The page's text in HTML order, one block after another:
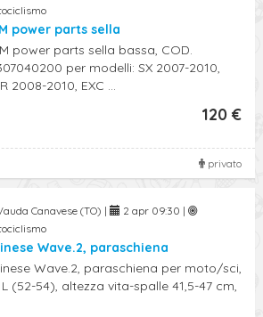
power parts sella
power parts sella bassa, COD.
per modelli: SX 2007-2010,
2008-2010, EXC ...
120 €
privato
Canavese (TO) |
2 apr 09:30 |
Wave.2, paraschiena
Wave.2, paraschiena per moto/sci,
(52-54), altezza vita-spalle 41,5-47 cm,